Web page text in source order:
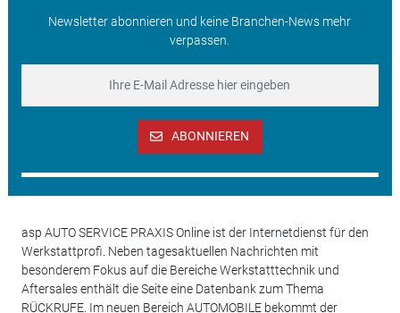
Newsletter abonnieren und keine Branchen-News mehr
verpassen.
ABONNIEREN
asp AUTO SERVICE PRAXIS Online ist der Internetdienst für den
Werkstattprofi. Neben tagesaktuellen Nachrichten mit
besonderem Fokus auf die Bereiche Werkstatttechnik und
Aftersales enthält die Seite eine Datenbank zum Thema
RÜCKRUFE. Im neuen Bereich AUTOMOBILE bekommt der